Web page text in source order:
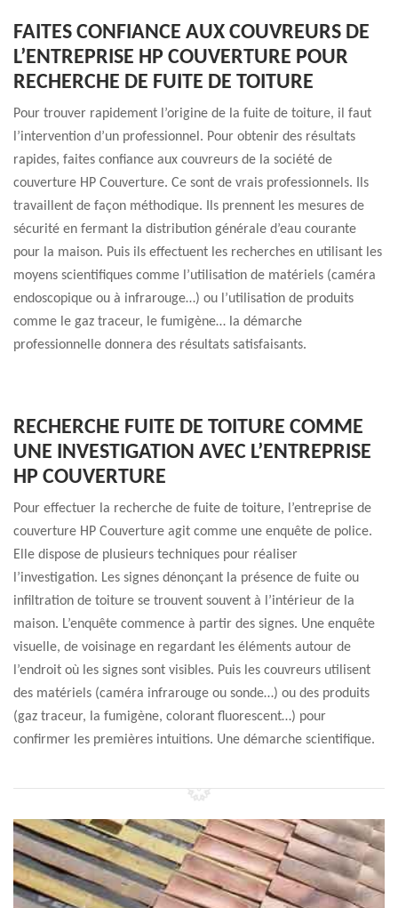
FAITES CONFIANCE AUX COUVREURS DE
L’ENTREPRISE HP COUVERTURE POUR
RECHERCHE DE FUITE DE TOITURE
Pour trouver rapidement l’origine de la fuite de toiture, il faut
l’intervention d’un professionnel. Pour obtenir des résultats
rapides, faites confiance aux couvreurs de la société de
couverture HP Couverture. Ce sont de vrais professionnels. Ils
travaillent de façon méthodique. Ils prennent les mesures de
sécurité en fermant la distribution générale d’eau courante
pour la maison. Puis ils effectuent les recherches en utilisant les
moyens scientifiques comme l’utilisation de matériels (caméra
endoscopique ou à infrarouge…) ou l’utilisation de produits
comme le gaz traceur, le fumigène… la démarche
professionnelle donnera des résultats satisfaisants.
RECHERCHE FUITE DE TOITURE COMME
UNE INVESTIGATION AVEC L’ENTREPRISE
HP COUVERTURE
Pour effectuer la recherche de fuite de toiture, l’entreprise de
couverture HP Couverture agit comme une enquête de police.
Elle dispose de plusieurs techniques pour réaliser
l’investigation. Les signes dénonçant la présence de fuite ou
infiltration de toiture se trouvent souvent à l’intérieur de la
maison. L’enquête commence à partir des signes. Une enquête
visuelle, de voisinage en regardant les éléments autour de
l’endroit où les signes sont visibles. Puis les couvreurs utilisent
des matériels (caméra infrarouge ou sonde…) ou des produits
(gaz traceur, la fumigène, colorant fluorescent…) pour
confirmer les premières intuitions. Une démarche scientifique.